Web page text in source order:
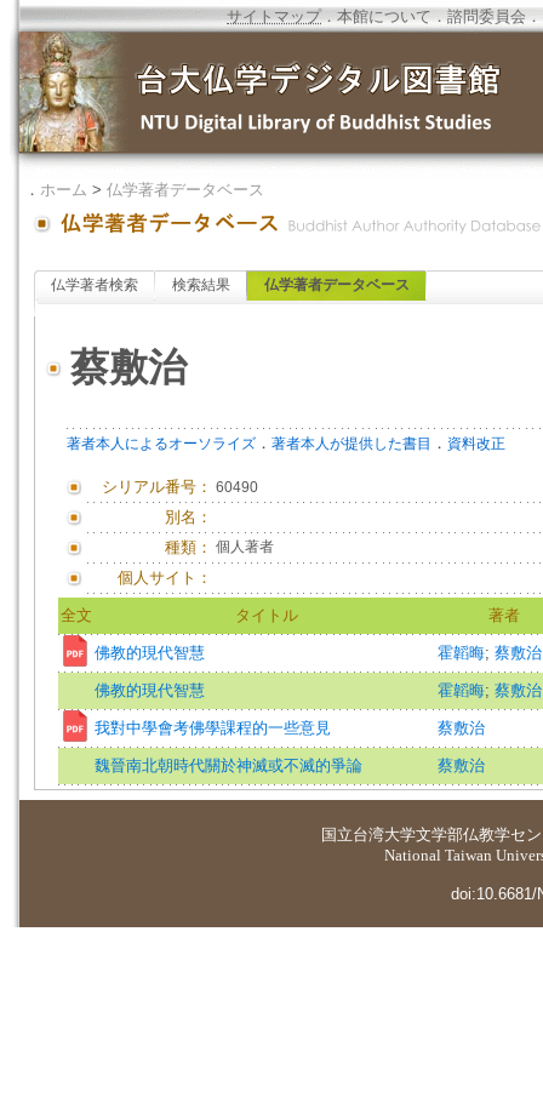
サイトマップ．本館について ．諮問委員会 ．
． ホーム > 仏学著者データベース
仏学著者検索 検索結果 仏学著者データベース
蔡敷治
著者本人によるオーソライズ ． 著者本人が提供した書目 ． 資料改正
シリアル番号： 60490
別名：
種類： 個人著者
個人サイト：
全文 タイトル 著者
佛教的現代智慧 霍韜晦; 蔡敷治
佛教的現代智慧 霍韜晦; 蔡敷治
我對中學會考佛學課程的一些意見 蔡敷治
魏晉南北朝時代關於神滅或不滅的爭論 蔡敷治
国立台湾大学文学部仏教学セ
National Taiwan
doi:10.6681/